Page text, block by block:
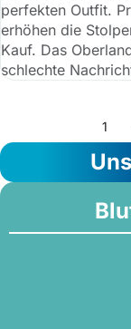
perfekten Outfit.
erhöhen die
Kauf. Das
schlechte
einem anderen
Anspruch auf
Oberlandesgericht
einer Klägerin aus
April 2016, AZ: 11
1